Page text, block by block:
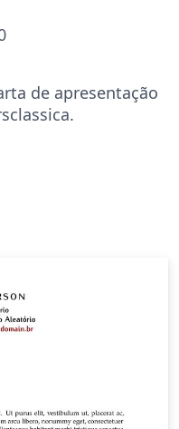
de apresentação